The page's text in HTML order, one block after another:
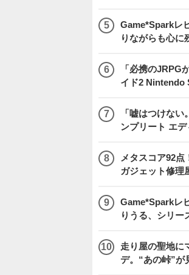
Game*Sparkレ
りながらも心に
「必携のJRPG
イド2 Nintendo
「嘘はつけな
ンプリート エデ
メタスコア92
ガジェット修
Game*Sparkレ
りうる、シリー
走り屋の聖地に
デ。“あの峠”が